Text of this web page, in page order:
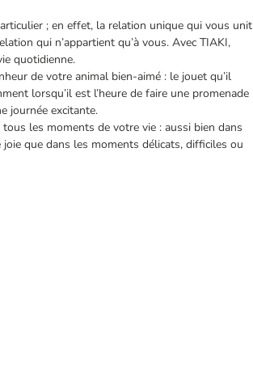
; en effet, la relation unique qui vous unit
qui n’appartient qu’à vous. Avec TIAKI,
quotidienne.
de votre animal bien-aimé : le jouet qu’il
lorsqu’il est l’heure de faire une promenade
journée excitante.
les moments de votre vie : aussi bien dans
que dans les moments délicats, difficiles ou